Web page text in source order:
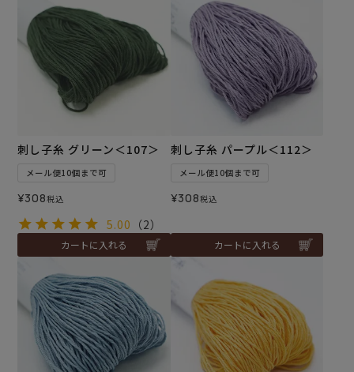
刺し子糸 グリーン＜107＞
メール便10個まで可
¥308税込
5.00 （2）
カートに入れる
刺し子糸 パープル＜112＞
メール便10個まで可
¥308税込
カートに入れる